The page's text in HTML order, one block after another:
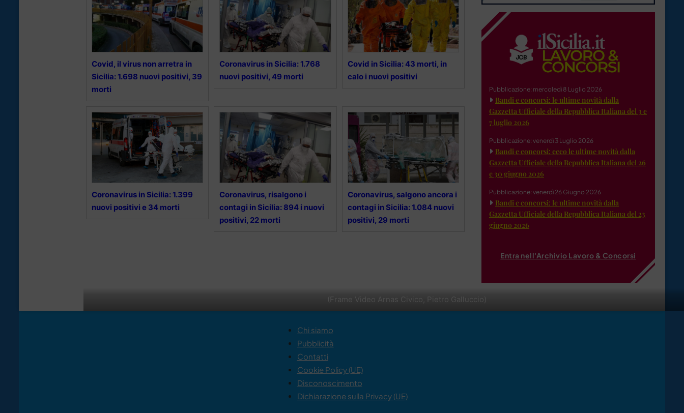
(Frame Video Arnas Civico, Pietro Galluccio)
Covid, il virus non arretra in
Sicilia: 1.698 nuovi positivi, 39
morti
Coronavirus in Sicilia: 1.768
nuovi positivi, 49 morti
Covid in Sicilia: 43 morti, in
calo i nuovi positivi
Coronavirus in Sicilia: 1.399
nuovi positivi e 34 morti
Coronavirus, risalgono i
contagi in Sicilia: 894 i nuovi
positivi, 22 morti
Coronavirus, salgono ancora i
contagi in Sicilia: 1.084 nuovi
positivi, 29 morti
Pubblicazione: mercoledì 8 Luglio 2026
Bandi e concorsi: le ultime novità dalla
Gazzetta Ufficiale della Repubblica Italiana del 3 e
7 luglio 2026
Pubblicazione: venerdì 3 Luglio 2026
Bandi e concorsi: ecco le ultime novità dalla
Gazzetta Ufficiale della Repubblica Italiana del 26
e 30 giugno 2026
Pubblicazione: venerdì 26 Giugno 2026
Bandi e concorsi: le ultime novità dalla
Gazzetta Ufficiale della Repubblica Italiana del 23
giugno 2026
Entra nell'Archivio Lavoro & Concorsi
Chi siamo
Pubblicità
Contatti
Cookie Policy (UE)
Disconoscimento
Dichiarazione sulla Privacy (UE)